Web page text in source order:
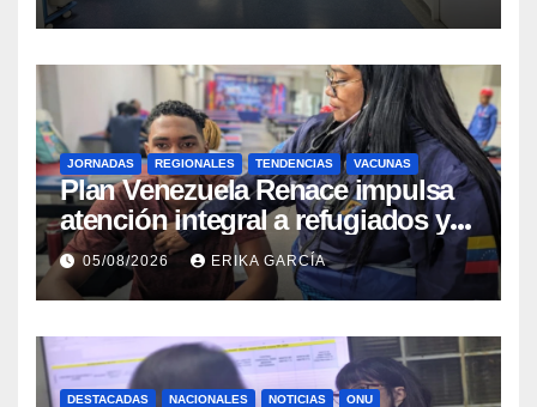
JORNADAS REGIONALES TENDENCIAS VACUNAS
​Plan Venezuela Renace impulsa
atención integral a refugiados y
evaluación de vacunación en
Aragua
05/08/2026 ERIKA GARCÍA
DESTACADAS NACIONALES NOTICIAS ONU